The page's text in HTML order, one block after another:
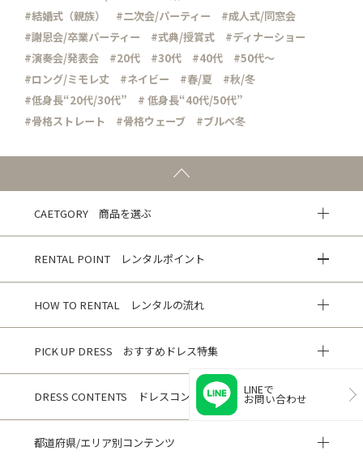
#結婚式（親族）
#二次会/パーティー
#成人式/同窓会
#謝恩会/卒業パーティー
#式典/授賞式
#ディナーショー
#演奏会/発表会
#20代 #30代 #40代
#50代～
#ロング/ミモレ丈
#ネイビー #春/夏
#秋/冬
#低身長“20代/30代”
# 低身長“40代/50代”
#骨格ストレート
#骨格ウェーブ #ブルべ冬
CAETGORY 商品を選ぶ
RENTAL POINT レンタルポイント
HOW TO RENTAL レンタルの流れ
PICK UP DRESS おすすめドレス特集
DRESS CONTENTS ドレスコンテンツ
都道府県/エリア別コンテンツ
LINEで
お問い合わせ